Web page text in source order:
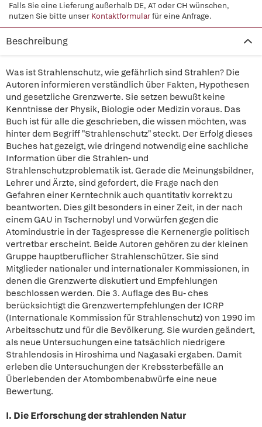
Falls Sie eine Lieferung außerhalb DE, AT oder CH wünschen,
nutzen Sie bitte unser Kontaktformularfür eine Anfrage.
Beschreibung
Was ist Strahlenschutz, wie gefährlich sind Strahlen? Die
Autoren informieren verständlich über Fakten, Hypothesen
und gesetzliche Grenzwerte. Sie setzen bewußt keine
Kenntnisse der Physik, Biologie oder Medizin voraus. Das
Buch ist für alle die geschrieben, die wissen möchten, was
hinter dem Begriff "Strahlenschutz" steckt. Der Erfolg dieses
Buches hat gezeigt, wie dringend notwendig eine sachliche
Information über die Strahlen- und
Strahlenschutzproblematik ist. Gerade die Meinungsbildner,
Lehrer und Ärzte, sind gefordert, die Frage nach den
Gefahren einer Kerntechnik auch quantitativ korrekt zu
beantworten. Dies gilt besonders in einer Zeit, in der nach
einem GAU in Tschernobyl und Vorwürfen gegen die
Atomindustrie in der Tagespresse die Kernenergie politisch
vertretbar erscheint. Beide Autoren gehören zu der kleinen
Gruppe hauptberuflicher Strahlenschützer. Sie sind
Mitglieder nationaler und internationaler Kommissionen, in
denen die Grenzwerte diskutiert und Empfehlungen
beschlossen werden. Die 3. Auflage des Bu- ches
berücksichtigt die Grenzwertempfehlungen der ICRP
(Internationale Kommission für Strahlenschutz) von 1990 im
Arbeitsschutz und für die Bevölkerung. Sie wurden geändert,
als neue Untersuchungen eine tatsächlich niedrigere
Strahlendosis in Hiroshima und Nagasaki ergaben. Damit
erleben die Untersuchungen der Krebssterbefälle an
Überlebenden der Atombombenabwürfe eine neue
Bewertung.
I. Die Erforschung der strahlenden Natur